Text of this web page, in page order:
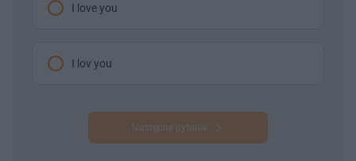
I love you
I lov you
Następne pytanie